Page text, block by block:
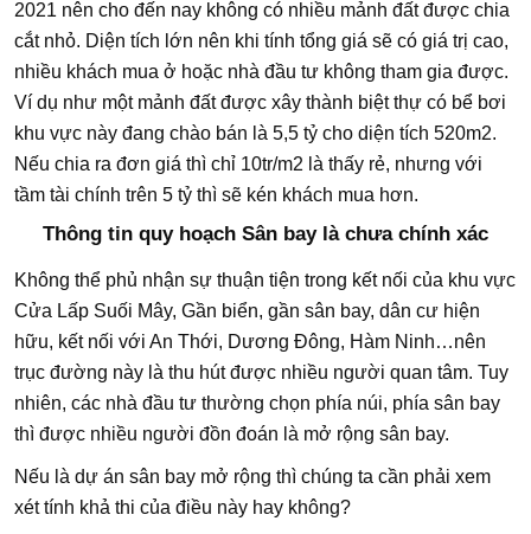
2021 nên cho đến nay không có nhiều mảnh đất được chia
cắt nhỏ. Diện tích lớn nên khi tính tổng giá sẽ có giá trị cao,
nhiều khách mua ở hoặc nhà đầu tư không tham gia được.
Ví dụ như một mảnh đất được xây thành biệt thự có bể bơi
khu vực này đang chào bán là 5,5 tỷ cho diện tích 520m2.
Nếu chia ra đơn giá thì chỉ 10tr/m2 là thấy rẻ, nhưng với
tầm tài chính trên 5 tỷ thì sẽ kén khách mua hơn.
Thông tin quy hoạch Sân bay là chưa chính xác
Không thể phủ nhận sự thuận tiện trong kết nối của khu vực
Cửa Lấp Suối Mây, Gần biển, gần sân bay, dân cư hiện
hữu, kết nối với An Thới, Dương Đông, Hàm Ninh…nên
trục đường này là thu hút được nhiều người quan tâm. Tuy
nhiên, các nhà đầu tư thường chọn phía núi, phía sân bay
thì được nhiều người đồn đoán là mở rộng sân bay.
Nếu là dự án sân bay mở rộng thì chúng ta cần phải xem
xét tính khả thi của điều này hay không?